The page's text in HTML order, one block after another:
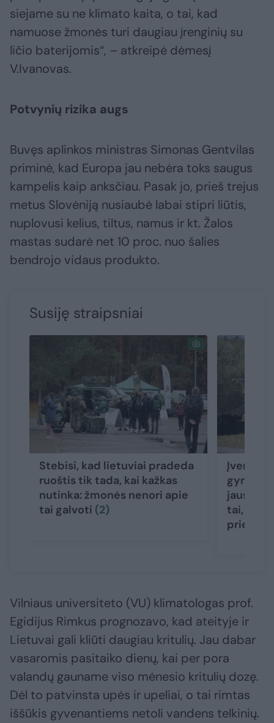
siejame su ne klimato kaita, o tai, kad
namuose žmonės turi daugiau įrenginių su
ličio baterijomis“, – atkreipė dėmesį
V.Ivanovas.
Potvynių rizika augs
Buvęs aplinkos ministras Simonas Gentvilas
priminė, kad Europa jau nebėra toks saugus
kampelis kaip anksčiau. Pasak jo, prieš trejus
metus Slovėniją nusiaubė labai stipri liūtis,
nuplovusi kelius, tiltus, namus ir kt. Žalos
mastas sudarė net 10 proc. nuo šalies
bendrojo vidaus produkto.
Susiję straipsniai
Stebisi, kad lietuviai pradeda
ruoštis tik tada, kai kažkas
nutinka: žmonės nenori apie
tai galvoti (2)
Įvertino,
tai, kas
prieš
Vilniaus universiteto (VU) klimatologas prof.
Egidijus Rimkus prognozavo, kad ateityje ir
Lietuvai gali kliūti daugiau kritulių. Jau dabar
vasaromis pasitaiko dienų, kai per pora
valandų gauname viso mėnesio kritulių dozę.
Dėl to patvinsta upės ir upeliai, o tai rimtas
iššūkis gyvenantiems netoli vandens telkinių.